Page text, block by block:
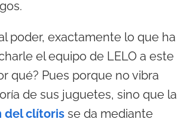
poder, exactamente lo que ha
el equipo de LELO a este
qué? Pues porque no vibra
de sus juguetes, sino que la
del clítoris se da mediante